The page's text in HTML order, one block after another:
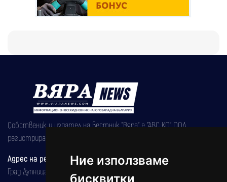
Ние използваме
бисквитки
Собственик и издател на вестник "Вяра" е "АВС КО" ООД,
регистрирана на 08.05.2002 година.
Адрес на редакцията
Град Дупница, ул.''Христо Ботев" 43